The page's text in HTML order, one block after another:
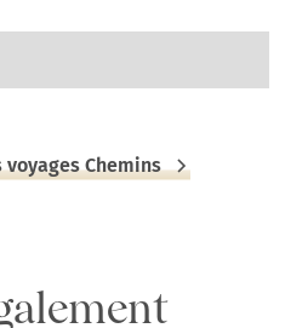
voyages Chemins